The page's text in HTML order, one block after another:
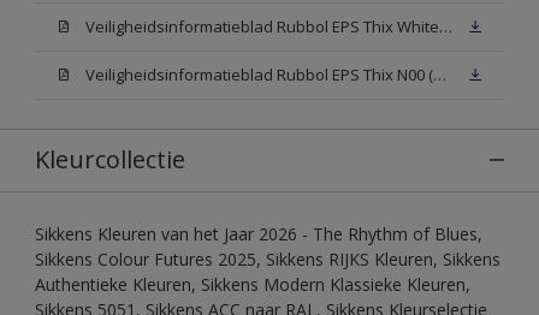
Veiligheidsinformatieblad Rubbol EPS Thix White W05 (MSDS)
Veiligheidsinformatieblad Rubbol EPS Thix N00 (MSDS)
Kleurcollectie
Sikkens Kleuren van het Jaar 2026 - The Rhythm of Blues,
Sikkens Colour Futures 2025, Sikkens RIJKS Kleuren, Sikkens
Authentieke Kleuren, Sikkens Modern Klassieke Kleuren,
Sikkens 5051, Sikkens ACC naar RAL, Sikkens Kleurselectie